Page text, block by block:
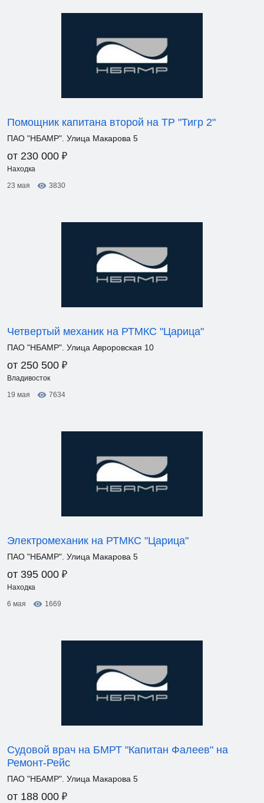
Помощник капитана второй на ТР "Тигр 2"
ПАО "НБАМР". Улица Макарова 5
от 230 000 ₽
Находка
23 мая
3830
Четвертый механик на РТМКС "Царица"
ПАО "НБАМР". Улица Авроровская 10
от 250 500 ₽
Владивосток
19 мая
7634
Электромеханик на РТМКС "Царица"
ПАО "НБАМР". Улица Макарова 5
от 395 000 ₽
Находка
6 мая
1669
Судовой врач на БМРТ "Капитан Фалеев" на
Ремонт-Рейс
ПАО "НБАМР". Улица Макарова 5
от 188 000 ₽